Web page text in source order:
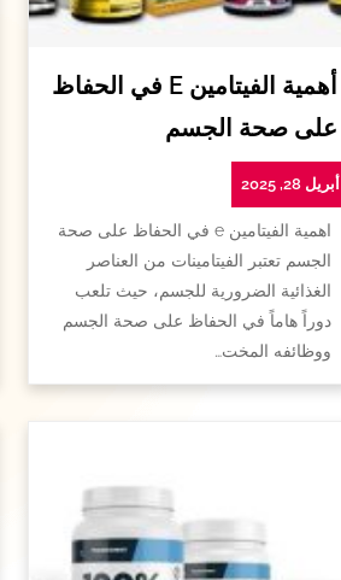
أهمية الفيتامين E في الحفاظ
على صحة الجسم
أبريل 28, 2025
اهمية الفيتامين e في الحفاظ على صحة
الجسم تعتبر الفيتامينات من العناصر
الغذائية الضرورية للجسم، حيث تلعب
دوراً هاماً في الحفاظ على صحة الجسم
ووظائفه المخت…